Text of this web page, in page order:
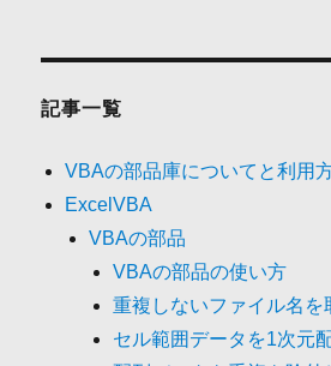
記事一覧
VBAの部品庫についてと利用
ExcelVBA
VBAの部品
VBAの部品の使い方
重複しないファイル名を
セル範囲データを1次元